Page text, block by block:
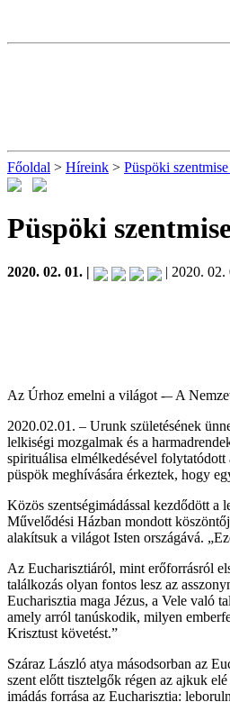
Főoldal > Híreink > Püspöki
Püspöki
2020. 02. 01. | | 2020. 02.
Az Úrhoz emelni a világot -– A
2020.02.01. – Urunk születésének
lelkiségi mozgalmak és a
spirituálisa elmélkedésével
püspök meghívására érkeztek, hogy
Közös szentségimádással kezdődött
Művelődési Házban mondott
alakítsuk a világot Isten országává.
Az Eucharisztiáról, mint erőforrásról
találkozás olyan fontos lesz az
Eucharisztia maga Jézus, a Vele való
amely arról tanúskodik, milyen
Krisztust követést.”
Száraz László atya másodsorban az
szent előtt tisztelgők régen az ajkuk
imádás forrása az Eucharisztia: